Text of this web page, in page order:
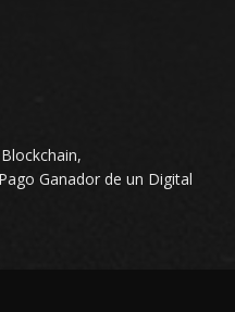
Ganador de un Digital